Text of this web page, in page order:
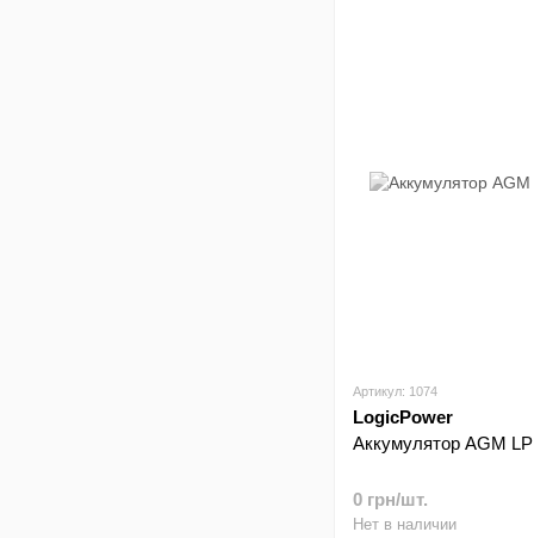
Артикул: 1074
LogicPower
Аккумулятор AGM
0 грн/шт.
Нет в наличии